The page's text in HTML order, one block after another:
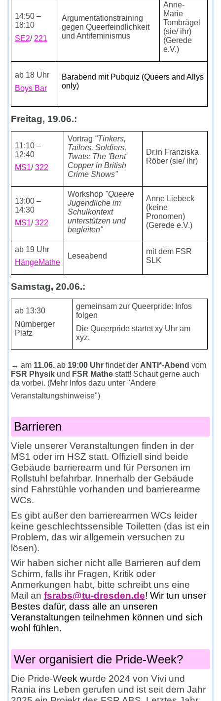
14:50 –
18:10
SE2/ 221
Argumentationstraining
gegen Queerfeindlichkeit
und Antifeminismus
Anne-
Marie
Tombrägel
(sie/ ihr)
(Gerede
e.V.)
ab 18 Uhr
Boys Bar
Barabend mit Pubquiz (Queers and Allys
only)
Freitag, 19.06.:
11:10 –
12:40
MS1/322
Vortrag "Tinkers,
Tailors, Soldiers,
Twats: The 'Bent'
Copper in British
Crime Shows"
Dr.in Franziska
Röber (sie/ ihr)
13:00 –
14:30
MS1/322
Workshop "Queere
Jugendliche im
Schulkontext
unterstützen und
begleiten"
Anne Liebeck
(keine
Pronomen)
(Gerede e.V.)
ab 19 Uhr
HängeMathe
Leseabend
mit dem FSR
SLK
Samstag, 20.06.:
ab 13:30
Nürnberger
Platz
gemeinsam zur Queerpride: Infos
folgen
Die Queerpride startet xy Uhr am
xyz.
→ am 11.06. ab 19:00 Uhr findet der ANTI*-Abend vom
FSR Physik und FSR Mathestatt! Schaut gerne auch
da vorbei. (Mehr Infos dazu unter "Andere
Veranstaltungshinweise")
Barrieren
Viele unserer Veranstaltungen finden in der
MS1 oder im HSZ statt. Offiziell sind beide
Gebäude barrierearm und für Personen im
Rollstuhl befahrbar. Innerhalb der Gebäude
sind Fahrstühle vorhanden und barrierearme
WCs.
Es gibt außer den barrierearmen WCs leider
keine geschlechtssensible Toiletten (das ist ein
Problem, das wir allgemein versuchen zu
lösen).
Wir haben sicher nicht alle Barrieren auf dem
Schirm, falls ihr Fragen, Kritik oder
Anmerkungen habt, bitte schreibt uns eine
Mailan fsrabs@tu-dresden.de! Wir tun unser
Bestes dafür, dass alle an unseren
Veranstaltungen teilnehmen können und sich
wohl fühlen.
Wer organisiert die Pride-Week?
Die Pride-Week wurde 2024 von Vivi und
Rania ins Leben gerufen und ist seit dem Jahr